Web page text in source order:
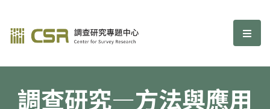
調查研究—方法與應用期刊 選
調查研究—方法與應用